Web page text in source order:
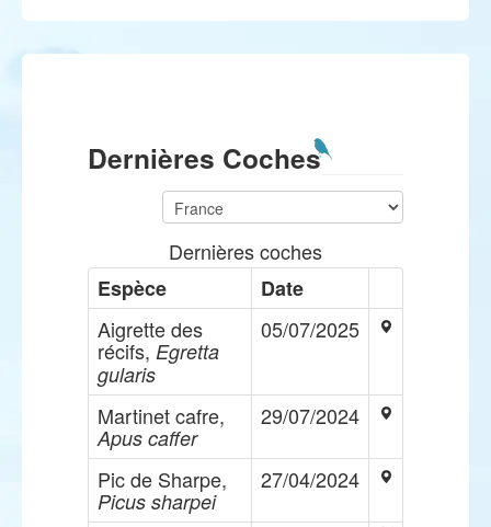
Dernières Coches
Dernières coches
Espèce
Date
Aigrette des
récifs, Egretta
gularis
05/07/2025
Martinet cafre,
Apus caffer
29/07/2024
Pic de Sharpe,
Picus sharpei
27/04/2024